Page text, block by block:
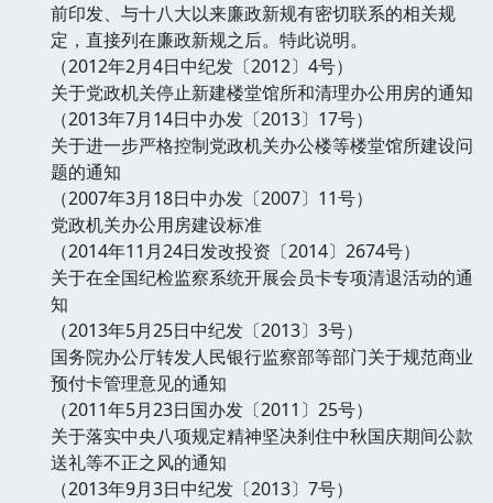
前印发、与十八大以来廉政新规有密切联系的相关规
定，直接列在廉政新规之后。特此说明。
（2012年2月4日中纪发〔2012〕4号）
关于党政机关停止新建楼堂馆所和清理办公用房的通知
（2013年7月14日中办发〔2013〕17号）
关于进一步严格控制党政机关办公楼等楼堂馆所建设问
题的通知
（2007年3月18日中办发〔2007〕11号）
党政机关办公用房建设标准
（2014年11月24日发改投资〔2014〕2674号）
关于在全国纪检监察系统开展会员卡专项清退活动的通
知
（2013年5月25日中纪发〔2013〕3号）
国务院办公厅转发人民银行监察部等部门关于规范商业
预付卡管理意见的通知
（2011年5月23日国办发〔2011〕25号）
关于落实中央八项规定精神坚决刹住中秋国庆期间公款
送礼等不正之风的通知
（2013年9月3日中纪发〔2013〕7号）